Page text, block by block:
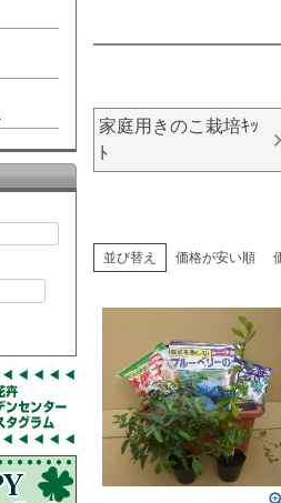
家庭用きのこ栽培ｷｯ
ﾄ
並び替え 価格が安い順